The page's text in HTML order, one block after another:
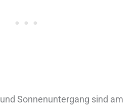
und Sonnenuntergang sind am